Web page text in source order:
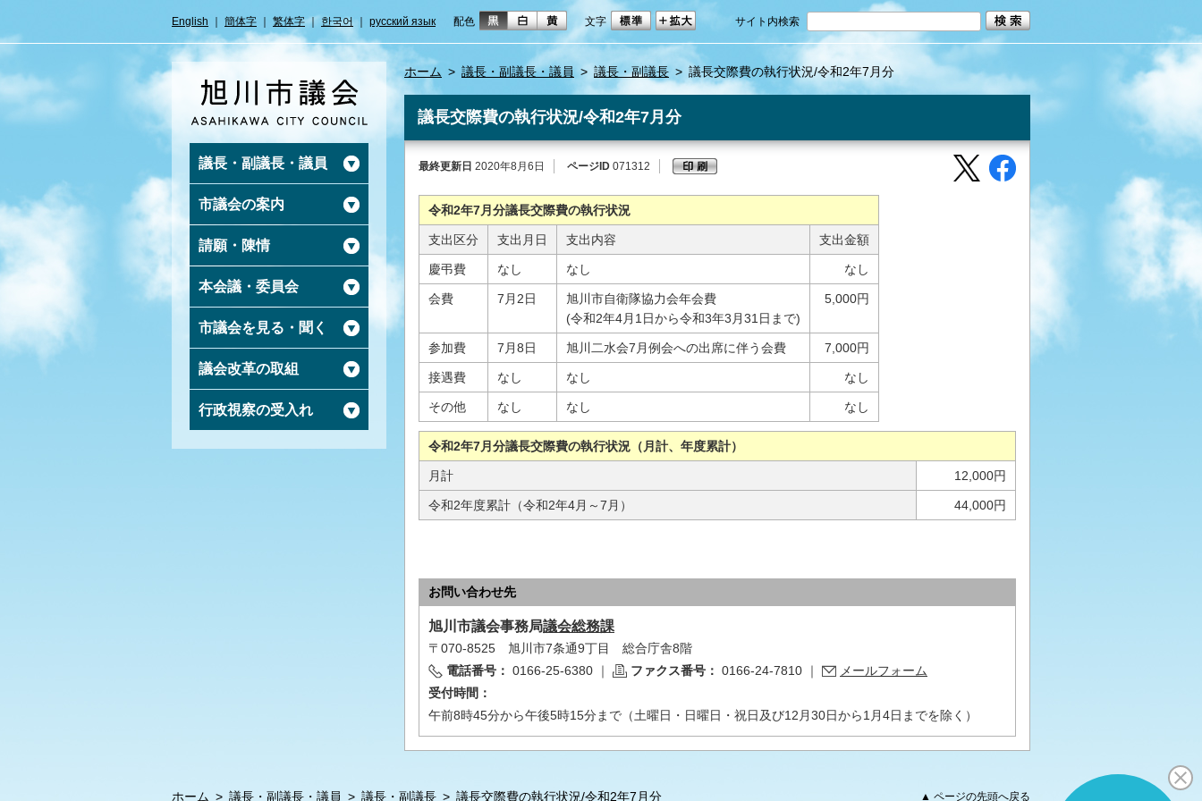
English 簡体字 繁体字｜ 한국어｜ русский язык 配色 文字 サイト内検索
議長・副議長・議員
市議会の案内
請願・陳情
本会議・委員会
市議会を見る・聞く
議会改革の取組
行政視察の受入れ
ホーム > 議長・副議長・議員 > 議長・副議長 > 議長交際費の執行状況/令和2年7月分
議長交際費の執行状況/令和2年7月分
最終更新日 2020年8月6日 ページID 071312
令和2年7月分議長交際費の執行状況
支出区分 支出月日 支出内容 支出金額
慶弔費 なし なし なし
会費 7月2日
旭川市自衛隊協力会年会費
(令和2年4月1日から令和3年3月31日まで)
5,000円
参加費 7月8日 旭川二水会7月例会への出席に伴う会費 7,000円
接遇費 なし なし なし
その他 なし なし なし
令和2年7月分議長交際費の執行状況（月計、年度累計）
月計 12,000円
令和2年度累計（令和2年4月～7月） 44,000円
お問い合わせ先
旭川市議会事務局議会総務課
〒070-8525 旭川市7条通9丁目 総合庁舎8階
電話番号： 0166-25-6380 ｜ ファクス番号： 0166-24-7810 ｜
メールフォーム
受付時間：
午前8時45分から午後5時15分まで（土曜日・日曜日・祝日及び12月30日から1月4日までを除く）
ホーム > 議長・副議長・議員 > 議長・副議長 > 議長交際費の執行状況/令和2年7月分 ▲ ページの先頭へ戻る